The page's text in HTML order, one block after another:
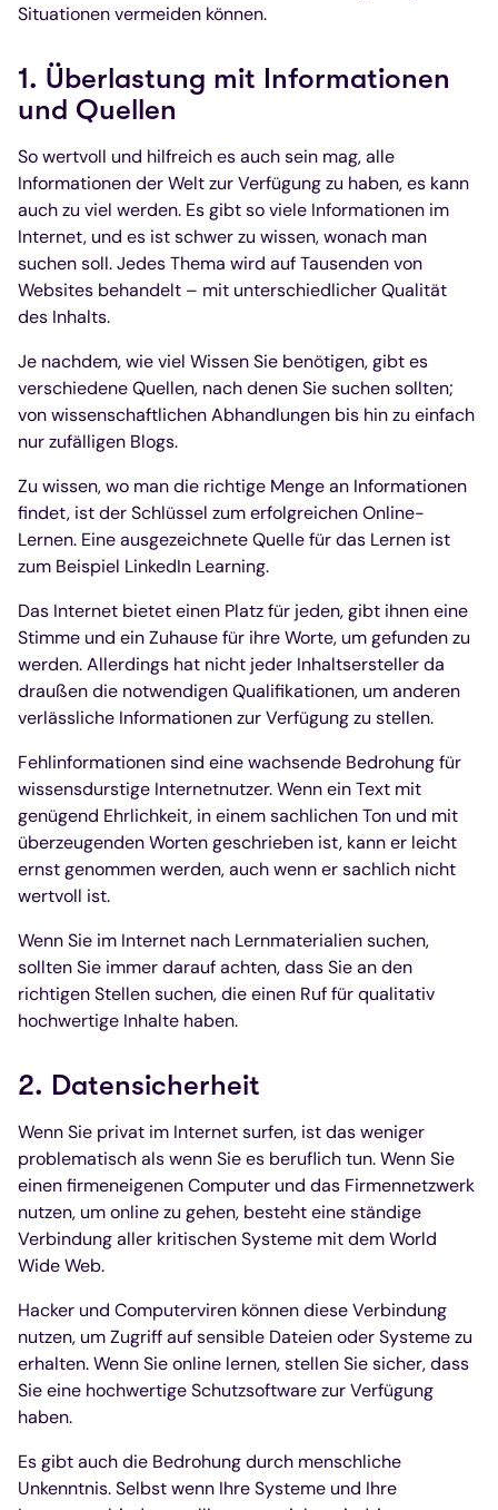
Situationen vermeiden können.
1. Überlastung mit Informationen
und Quellen
So wertvoll und hilfreich es auch sein mag, alle
Informationen der Welt zur Verfügung zu haben, es kann
auch zu viel werden. Es gibt so viele Informationen im
Internet, und es ist schwer zu wissen, wonach man
suchen soll. Jedes Thema wird auf Tausenden von
Websites behandelt – mit unterschiedlicher Qualität
des Inhalts.
Je nachdem, wie viel Wissen Sie benötigen, gibt es
verschiedene Quellen, nach denen Sie suchen sollten;
von wissenschaftlichen Abhandlungen bis hin zu einfach
nur zufälligen Blogs.
Zu wissen, wo man die richtige Menge an Informationen
findet, ist der Schlüssel zum erfolgreichen Online-
Lernen. Eine ausgezeichnete Quelle für das Lernen ist
zum Beispiel LinkedIn Learning.
Das Internet bietet einen Platz für jeden, gibt ihnen eine
Stimme und ein Zuhause für ihre Worte, um gefunden zu
werden. Allerdings hat nicht jeder Inhaltsersteller da
draußen die notwendigen Qualifikationen, um anderen
verlässliche Informationen zur Verfügung zu stellen.
Fehlinformationen sind eine wachsende Bedrohung für
wissensdurstige Internetnutzer. Wenn ein Text mit
genügend Ehrlichkeit, in einem sachlichen Ton und mit
überzeugenden Worten geschrieben ist, kann er leicht
ernst genommen werden, auch wenn er sachlich nicht
wertvoll ist.
Wenn Sie im Internet nach Lernmaterialien suchen,
sollten Sie immer darauf achten, dass Sie an den
richtigen Stellen suchen, die einen Ruf für qualitativ
hochwertige Inhalte haben.
2. Datensicherheit
Wenn Sie privat im Internet surfen, ist das weniger
problematisch als wenn Sie es beruflich tun. Wenn Sie
einen firmeneigenen Computer und das Firmennetzwerk
nutzen, um online zu gehen, besteht eine ständige
Verbindung aller kritischen Systeme mit dem World
Wide Web.
Hacker und Computerviren können diese Verbindung
nutzen, um Zugriff auf sensible Dateien oder Systeme zu
erhalten. Wenn Sie online lernen, stellen Sie sicher, dass
Sie eine hochwertige Schutzsoftware zur Verfügung
haben.
Es gibt auch die Bedrohung durch menschliche
Unkenntnis. Selbst wenn Ihre Systeme und Ihre